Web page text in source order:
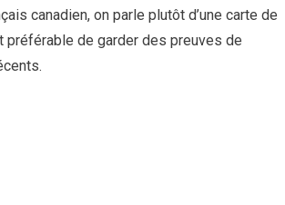
canadien, on parle plutôt d’une carte de
préférable de garder des preuves de